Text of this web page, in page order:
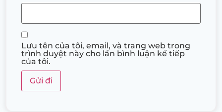
Lưu tên của tôi, email, và trang web trong
trình duyệt này cho lần bình luận kế tiếp
của tôi.